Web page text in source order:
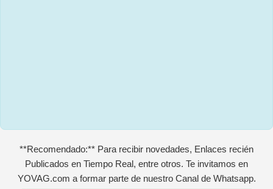
**Recomendado:** Para recibir novedades, Enlaces recién
Publicados en Tiempo Real, entre otros. Te invitamos en
YOVAG.com a formar parte de nuestro Canal de Whatsapp.